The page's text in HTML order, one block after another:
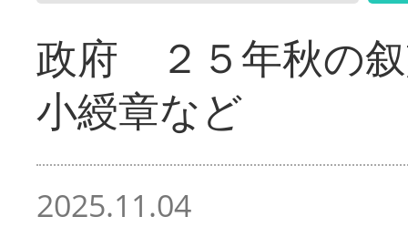
政府 ２５年秋の
小綬章など
2025.11.04